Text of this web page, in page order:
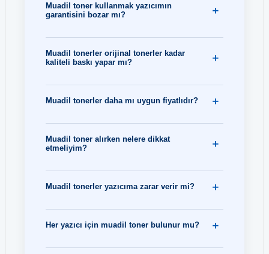
Muadil toner kullanmak yazıcımın
garantisini bozar mı?
Muadil tonerler orijinal tonerler kadar
kaliteli baskı yapar mı?
Muadil tonerler daha mı uygun fiyatlıdır?
Muadil toner alırken nelere dikkat
etmeliyim?
Muadil tonerler yazıcıma zarar verir mi?
Her yazıcı için muadil toner bulunur mu?